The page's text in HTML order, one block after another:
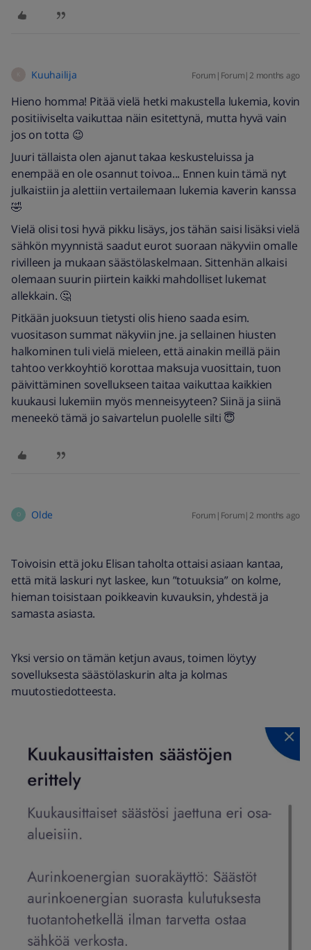
Kuuhailija Forum|Forum|2 months ago
Hieno homma! Pitää vielä hetki makustella lukemia, kovin
positiiviselta vaikuttaa näin esitettynä, mutta hyvä vain
jos on totta 😉
Juuri tällaista olen ajanut takaa keskusteluissa ja
enempää en ole osannut toivoa... Ennen kuin tämä nyt
julkaistiin ja alettiin vertailemaan lukemia kaverin kanssa
🤣
Vielä olisi tosi hyvä pikku lisäys, jos tähän saisi lisäksi vielä
sähkön myynnistä saadut eurot suoraan näkyviin omalle
rivilleen ja mukaan säästölaskelmaan. Sittenhän alkaisi
olemaan suurin piirtein kaikki mahdolliset lukemat
allekkain. 🤔
Pitkään juoksuun tietysti olis hieno saada esim.
vuositason summat näkyviin jne. ja sellainen hiusten
halkominen tuli vielä mieleen, että ainakin meillä päin
tahtoo verkkoyhtiö korottaa maksuja vuosittain, tuon
päivittäminen sovellukseen taitaa vaikuttaa kaikkien
kuukausi lukemiin myös menneisyyteen? Siinä ja siinä
meneekö tämä jo saivartelun puolelle silti 😇
O Olde Forum|Forum|2 months ago
Toivoisin että joku Elisan taholta ottaisi asiaan kantaa,
että mitä laskuri nyt laskee, kun ”totuuksia” on kolme,
hieman toisistaan poikkeavin kuvauksin, yhdestä ja
samasta asiasta.
Yksi versio on tämän ketjun avaus, toimen löytyy
sovelluksesta säästölaskurin alta ja kolmas
muutostiedotteesta.